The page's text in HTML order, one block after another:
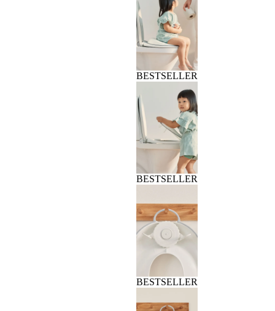
BESTSELLER
BESTSELLER
BESTSELLER